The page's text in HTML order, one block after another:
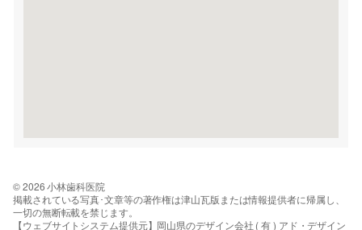
© 2026 小林歯科医院
掲載されている写真･文章等の著作権は津山瓦版または情報提供者に帰属し、
一切の無断転載を禁じます。
【ウェブサイトシステム提供元】岡山県のデザイン会社 ( 有 ) アド・デザイン